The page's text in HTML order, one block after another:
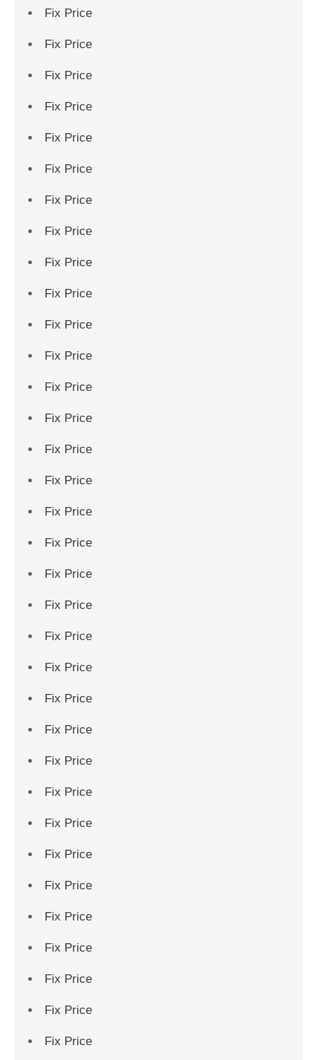
Fix Price
Fix Price
Fix Price
Fix Price
Fix Price
Fix Price
Fix Price
Fix Price
Fix Price
Fix Price
Fix Price
Fix Price
Fix Price
Fix Price
Fix Price
Fix Price
Fix Price
Fix Price
Fix Price
Fix Price
Fix Price
Fix Price
Fix Price
Fix Price
Fix Price
Fix Price
Fix Price
Fix Price
Fix Price
Fix Price
Fix Price
Fix Price
Fix Price
Fix Price